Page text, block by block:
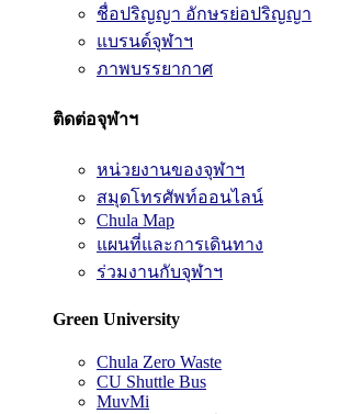
ชื่อปริญญา อักษรย่อปริญญา
แบรนด์จุฬาฯ
ภาพบรรยากาศ
ติดต่อจุฬาฯ
หน่วยงานของจุฬาฯ
สมุดโทรศัพท์ออนไลน์
Chula Map
แผนที่และการเดินทาง
ร่วมงานกับจุฬาฯ
Green University
Chula Zero Waste
CU Shuttle Bus
MuvMi